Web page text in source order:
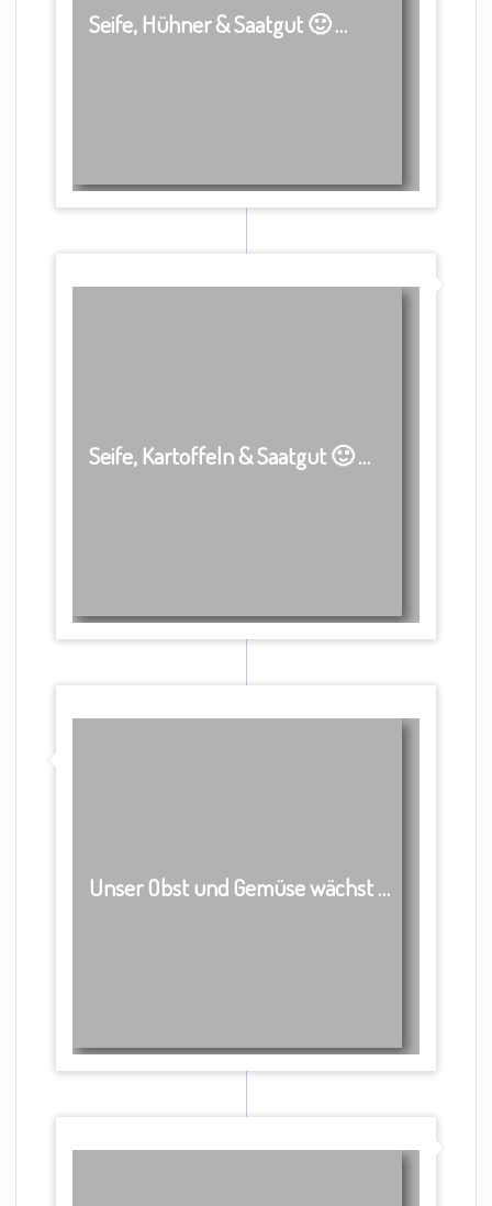
Seife, Hühner & Saatgut 🙂 …
Seife, Kartoffeln & Saatgut 🙂 …
Unser Obst und Gemüse wächst …